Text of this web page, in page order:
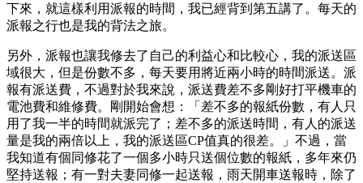
下來，就這樣利用派報的時間，我已經背到第五講了。每天的
派報之行也是我的背法之旅。
另外，派報也讓我修去了自己的利益心和比較心，我的派送區
域很大，但是份數不多，每天要用將近兩小時的時間派送。派
報有派送費，不過對於我來說，派送費差不多剛好打平機車的
電池費和維修費。剛開始會想：「差不多的報紙份數，有人只
用了我一半的時間就派完了；差不多的派送時間，有人的派送
量是我的兩倍以上，我的派送區CP值真的很差。」不過，當
我知道有個同修花了一個多小時只送個位數的報紙，多年來仍
堅持送報；有一對夫妻同修一起送報，雨天開車送報時，除了